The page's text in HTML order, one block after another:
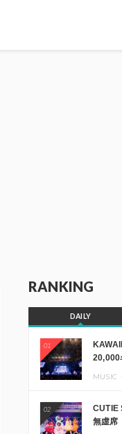
RANKING
DAILY
01
20,000
MUSIC
02
CUTIE
無虛席